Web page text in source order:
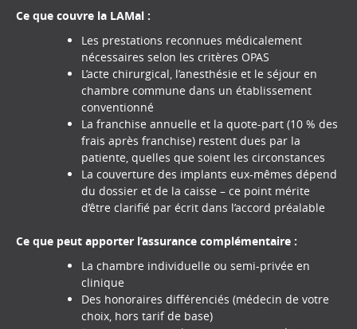
Ce que couvre la LAMal :
Les prestations reconnues médicalement
nécessaires selon les critères OPAS
L’acte chirurgical, l’anesthésie et le séjour en
chambre commune dans un établissement
conventionné
La franchise annuelle et la quote-part (10 % des
frais après franchise) restent dues par la
patiente, quelles que soient les circonstances
La couverture des implants eux-mêmes dépend
du dossier et de la caisse – ce point mérite
d’être clarifié par écrit dans l’accord préalable
Ce que peut apporter l’assurance complémentaire :
La chambre individuelle ou semi-privée en
clinique
Des honoraires différenciés (médecin de votre
choix, hors tarif de base)